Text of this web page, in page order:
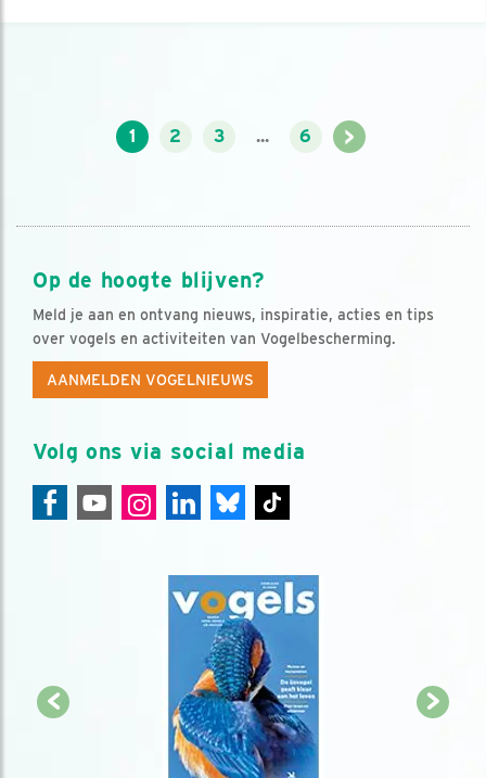
1 2 3 ... 6 >
Op de hoogte blijven?
Meld je aan en ontvang nieuws, inspiratie, acties en tips
over vogels en activiteiten van Vogelbescherming.
AANMELDEN VOGELNIEUWS
Volg ons via social media